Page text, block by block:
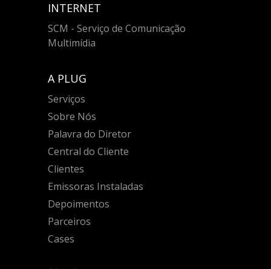
INTERNET
SCM - Serviço de Comunicação
Multimídia
A PLUG
Serviços
Sobre Nós
Palavra do Diretor
Central do Cliente
Clientes
Emissoras Instaladas
Depoimentos
Parceiros
Cases